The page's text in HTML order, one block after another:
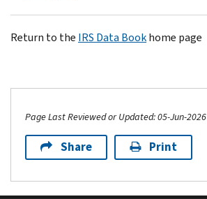
Return to the IRS Data Bookhome page
Page Last Reviewed or Updated: 05-Jun-2026
Share Print